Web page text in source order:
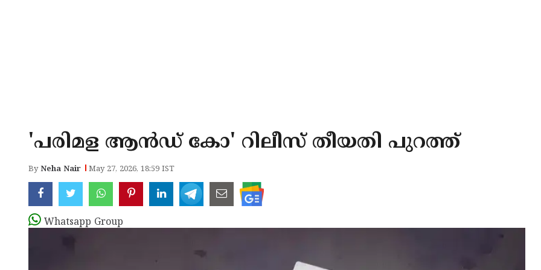
'പരിമള ആൻഡ് കോ' റിലീസ് തീയതി പുറത്ത്
ByNeha Nair May 27, 2026, 18:59 IST
Whatsapp Group